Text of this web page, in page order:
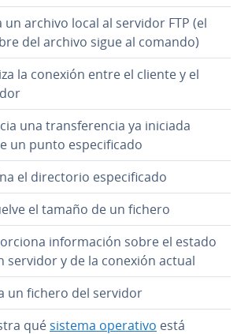
un archivo local al servidor FTP (el
del archivo sigue al comando)
la conexión entre el cliente y el
una tra­n­s­fe­re­n­cia ya iniciada
un punto es­pe­ci­fi­ca­do
el di­re­c­to­rio es­pe­ci­fi­ca­do
el tamaño de un fichero
in­fo­r­ma­ción sobre el estado
servidor y de la conexión actual
un fichero del servidor
qué sistema operativo está